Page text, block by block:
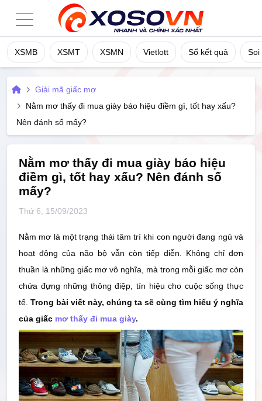
XSMB XSMT XSMN Vietlott Sổ kết quả Soi
Home
XSMT
XSMN
Vietlott
TK Cầu
Thống Kê
Công cụ
Quay Thử
Mơ
Giải mã giấc mơ
Nằm mơ thấy đi mua giày báo hiệu điềm gì, tốt hay xấu?
Nên đánh số mấy?
Nằm mơ thấy đi mua giày báo hiệu
điềm gì, tốt hay xấu? Nên đánh số
mấy?
Thứ 6, 15/09/2023
Nằm mơ là một trạng thái tâm trí khi con người đang ngủ và
hoạt động của não bộ vẫn còn tiếp diễn. Không chỉ đơn
thuần là những giấc mơ vô nghĩa, mà trong mỗi giấc mơ còn
chứa đựng những thông điệp, tín hiệu cho cuộc sống thực
tế. Trong bài viết này, chúng ta sẽ cùng tìm hiểu ý nghĩa
của giấc mơ thấy đi mua giày.